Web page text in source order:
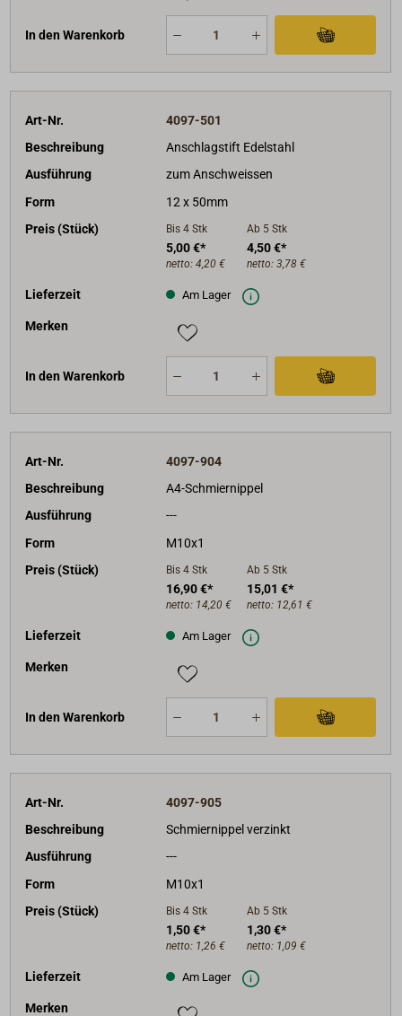
In den Warenkorb
Art-Nr.
4097-501
Beschreibung
Anschlagstift Edelstahl
Ausführung
zum Anschweissen
Form
12 x 50mm
Preis (Stück)
Bis 4 Stk
5,00 €*
netto: 4,20 €
Ab 5 Stk
4,50 €*
netto: 3,78 €
Lieferzeit Am Lager
Merken
In den Warenkorb
Art-Nr.
4097-904
Beschreibung
A4-Schmiernippel
Ausführung
---
Form
M10x1
Preis (Stück)
Bis 4 Stk
16,90 €*
netto: 14,20 €
Ab 5 Stk
15,01 €*
netto: 12,61 €
Lieferzeit Am Lager
Merken
In den Warenkorb
Art-Nr.
4097-905
Beschreibung
Schmiernippel verzinkt
Ausführung
---
Form
M10x1
Preis (Stück)
Bis 4 Stk
1,50 €*
netto: 1,26 €
Ab 5 Stk
1,30 €*
netto: 1,09 €
Lieferzeit Am Lager
Merken